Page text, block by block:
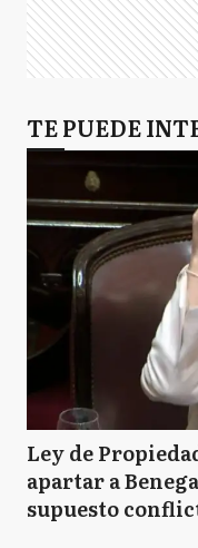
TE PUEDE
Ley de
apartar a
supuesto